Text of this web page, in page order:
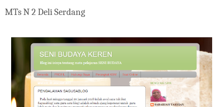
MTs N 2 Deli Serdang